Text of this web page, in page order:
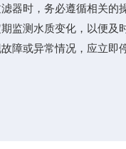
时，务必遵循相关的
测水质变化，以便及
或异常情况，应立即